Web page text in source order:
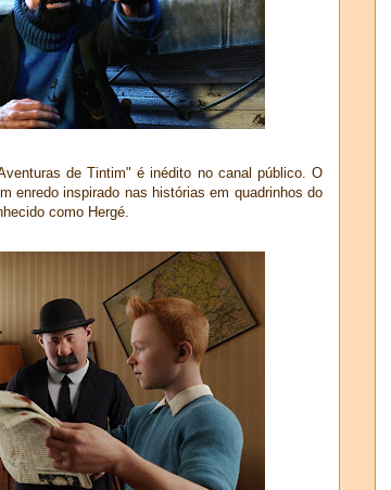
de Tintim" é inédito no canal público. O
enredo inspirado nas histórias em quadrinhos do
como Hergé.